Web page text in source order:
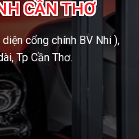
CẦN THƠ
cổng chính BV Nhi ),
Tp Cần Thơ.